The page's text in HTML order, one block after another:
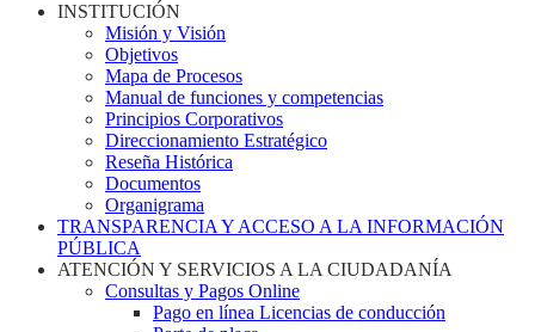
INSTITUCIÓN
Misión y Visión
Objetivos
Mapa de Procesos
Manual de funciones y competencias
Principios Corporativos
Direccionamiento Estratégico
Reseña Histórica
Documentos
Organigrama
TRANSPARENCIA Y ACCESO A LA INFORMACIÓN
PÚBLICA
ATENCIÓN Y SERVICIOS A LA CIUDADANÍA
Consultas y Pagos Online
Pago en línea Licencias de conducción